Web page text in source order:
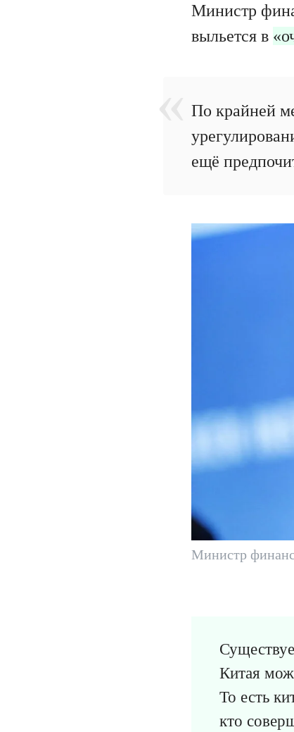
Министр
выльется в
По крайней
ещё
Министр
Китая
То есть
кто